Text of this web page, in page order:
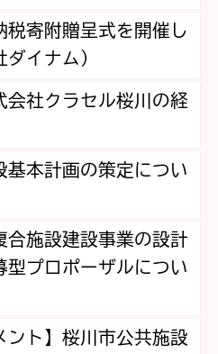
税寄附贈呈式を開催し
イナム）
会社クラセル桜川の経
基本計画の策定につい
合施設建設事業の設計
型プロポーザルについ
ント】桜川市公共施設